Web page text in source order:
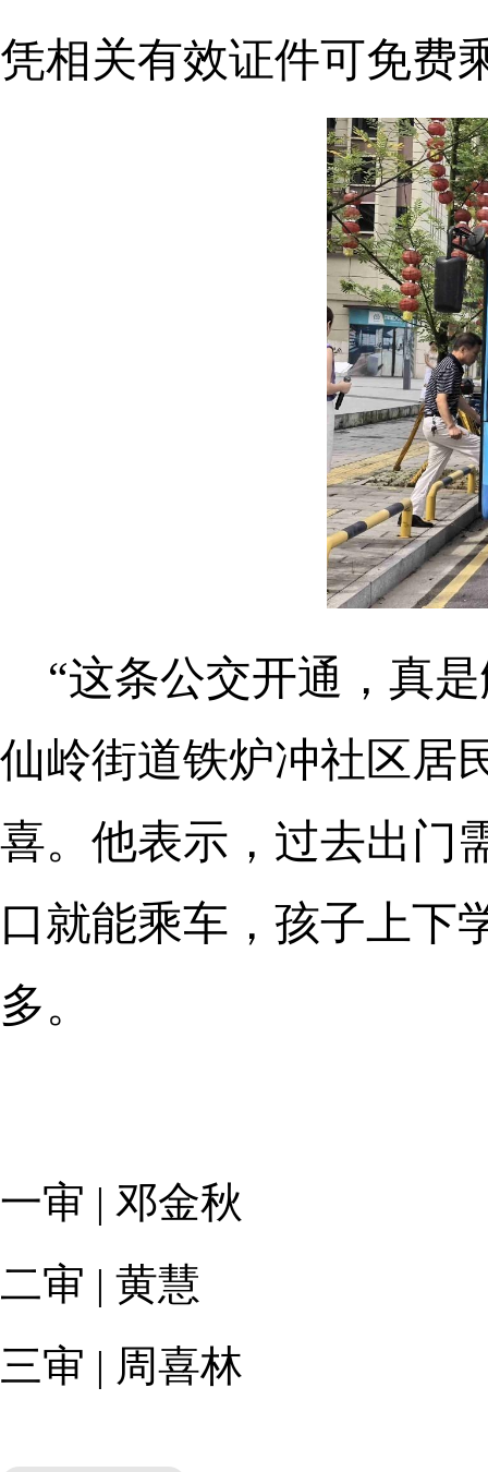
凭相关有效证件可免费
“这条公交开通，真
仙岭街道铁炉冲社区居
喜。他表示，过去出门
口就能乘车，孩子上下
多。
一审 | 邓金秋
二审 | 黄慧
三审 | 周喜林